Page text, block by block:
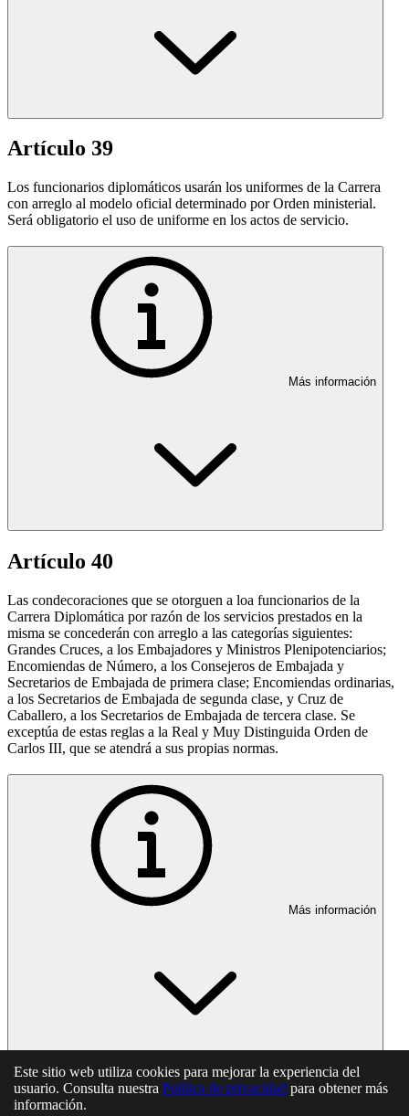
Artículo 39
Los funcionarios diplomáticos usarán los uniformes de la Carrera
con arreglo al modelo oficial determinado por Orden ministerial.
Será obligatorio el uso de uniforme en los actos de servicio.
Más información
Artículo 40
Las condecoraciones que se otorguen a loa funcionarios de la
Carrera Diplomática por razón de los servicios prestados en la
misma se concederán con arreglo a las categorías siguientes:
Grandes Cruces, a los Embajadores y Ministros Plenipotenciarios;
Encomiendas de Número, a los Consejeros de Embajada y
Secretarios de Embajada de primera clase; Encomiendas ordinarias,
a los Secretarios de Embajada de segunda clase, y Cruz de
Caballero, a los Secretarios de Embajada de tercera clase. Se
exceptúa de estas reglas a la Real y Muy Distinguida Orden de
Carlos III, que se atendrá a sus propias normas.
Más información
En esta página
Este sitio web utiliza cookies para mejorar la experiencia del
usuario. Consulta nuestra Política de privacidad para obtener más
información.